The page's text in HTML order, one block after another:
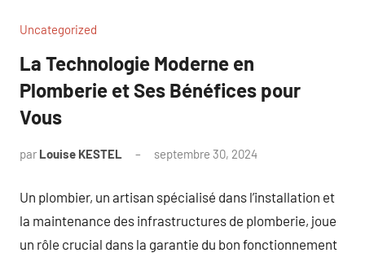
Uncategorized
La Technologie Moderne en
Plomberie et Ses Bénéfices pour
Vous
par Louise KESTEL septembre 30, 2024
Un plombier, un artisan spécialisé dans l’installation et
la maintenance des infrastructures de plomberie, joue
un rôle crucial dans la garantie du bon fonctionnement